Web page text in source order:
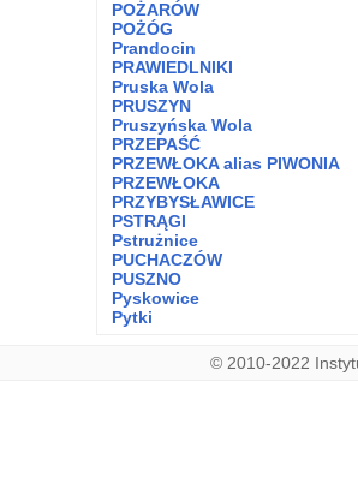
POŻARÓW
POŻÓG
Prandocin
PRAWIEDLNIKI
Pruska Wola
PRUSZYN
Pruszyńska Wola
PRZEPAŚĆ
PRZEWŁOKA alias PIWONIA
PRZEWŁOKA
PRZYBYSŁAWICE
PSTRĄGI
Pstrużnice
PUCHACZÓW
PUSZNO
Pyskowice
Pytki
© 2010-2022